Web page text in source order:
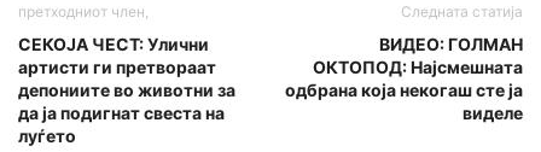
претходниот член,
СЕКОЈА ЧЕСТ: Улични
артисти ги претвораат
депониите во животни за
да ја подигнат свеста на
луѓето
Следната статија
ВИДЕО: ГОЛМАН
ОКТОПОД: Најсмешната
одбрана која некогаш сте ја
виделе